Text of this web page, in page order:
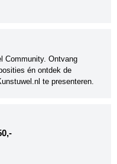
Community. Ontvang
én ontdek de
te presenteren.